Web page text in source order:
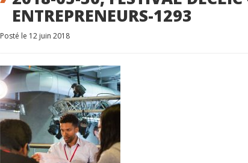
ENTREPRENEURS-1293
Posté le 12 juin 2018